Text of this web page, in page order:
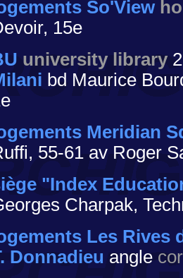
So'View
15e
university library
bd Maurice
Meridian
55-61 av Roger
"Index
Charpak,
Les Rives
Donnadieu angle